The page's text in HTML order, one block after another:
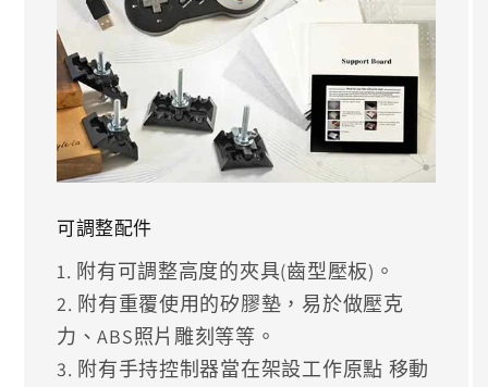
可調整配件
1. 附有可調整高度的夾具(齒型壓板)。
2. 附有重覆使用的矽膠墊，易於做壓克
力、ABS照片雕刻等等。
3. 附有手持控制器當在架設工作原點 移動